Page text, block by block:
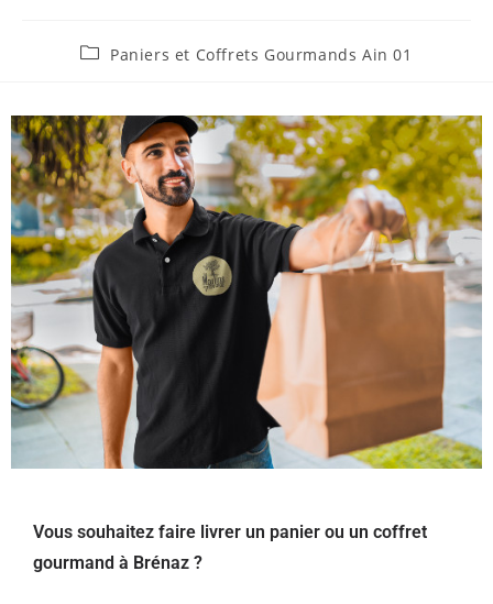
Paniers et Coffrets Gourmands Ain 01
Vous souhaitez faire livrer un panier ou un coffret
gourmand à Brénaz ?